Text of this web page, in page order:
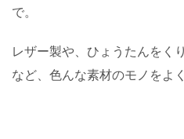
で。
レザー製や、ひょうたんをく
など、色んな素材のモノをよ